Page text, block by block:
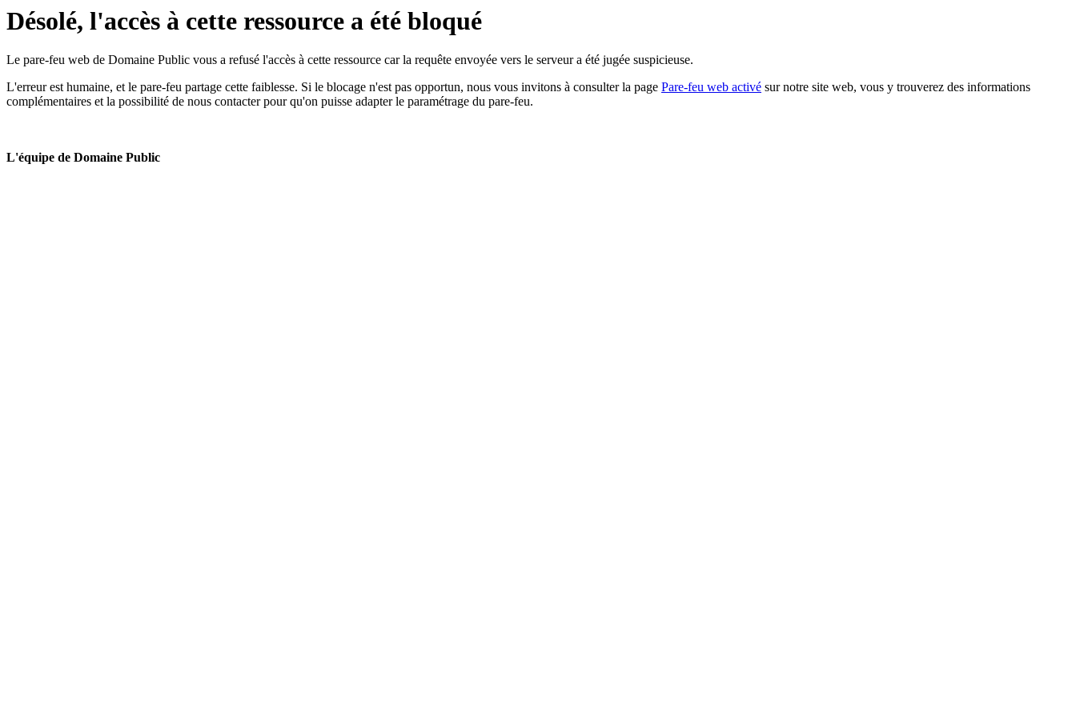
Désolé, l'accès à cette ressource a été bloqué
Le pare-feu web de Domaine Public vous a refusé l'accès à cette ressource car la requête envoyée vers le serveur a été jugée suspicieuse.
L'erreur est humaine, et le pare-feu partage cette faiblesse. Si le blocage n'est pas opportun, nous vous invitons à consulter la page Pare-feu web activé sur notre site web, vous y trouverez des informations
complémentaires et la possibilité de nous contacter pour qu'on puisse adapter le paramétrage du pare-feu.
L'équipe de Domaine Public